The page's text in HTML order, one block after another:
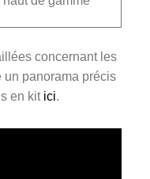
concernant les
un panorama précis
en kit ici.